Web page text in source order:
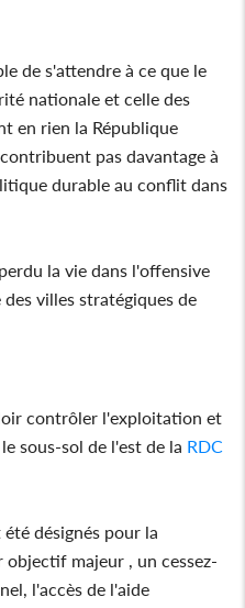
de s'attendre à ce que le
nationale et celle des
en rien la République
pas davantage à
durable au conflit dans
la vie dans l'offensive
villes stratégiques de
contrôler l'exploitation et
sous-sol de l'est de la RDC
désignés pour la
majeur , un cessez-
l'accès de l'aide